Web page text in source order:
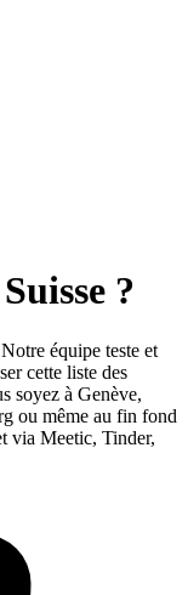
?
équipe teste et
cette liste des
soyez à Genève,
ou même au fin fond
via Meetic, Tinder,